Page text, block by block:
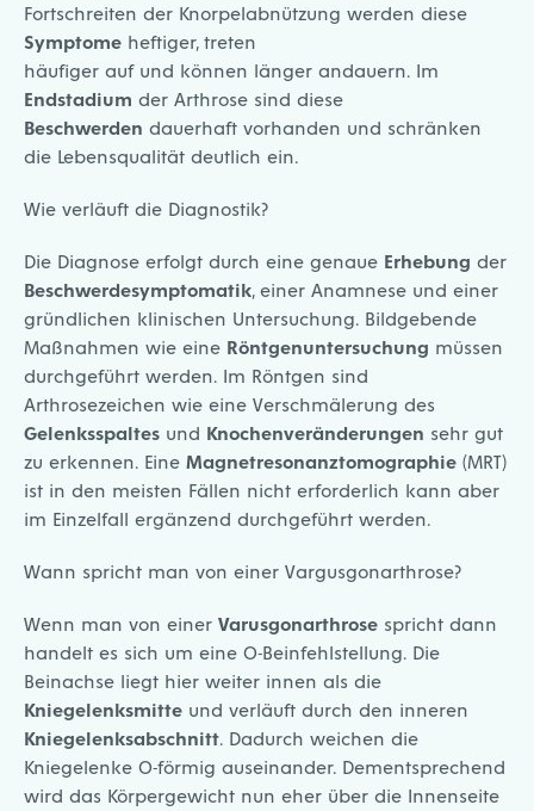
Fortschreiten der Knorpelabnützung werden diese
Symptome heftiger, treten
häufiger auf und können länger andauern. Im
Endstadium der Arthrose sind diese
Beschwerden dauerhaft vorhanden und schränken
die Lebensqualität deutlich ein.
Wie verläuft die Diagnostik?
Die Diagnose erfolgt durch eine genaue Erhebung der
Beschwerdesymptomatik, einer Anamnese und einer
gründlichen klinischen Untersuchung. Bildgebende
Maßnahmen wie eine Röntgenuntersuchung müssen
durchgeführt werden. Im Röntgen sind
Arthrosezeichen wie eine Verschmälerung des
Gelenksspaltes und Knochenveränderungen sehr gut
zu erkennen. Eine Magnetresonanztomographie (MRT)
ist in den meisten Fällen nicht erforderlich kann aber
im Einzelfall ergänzend durchgeführt werden.
Wann spricht man von einer Vargusgonarthrose?
Wenn man von einer Varusgonarthrose spricht dann
handelt es sich um eine O-Beinfehlstellung. Die
Beinachse liegt hier weiter innen als die
Kniegelenksmitte und verläuft durch den inneren
Kniegelenksabschnitt. Dadurch weichen die
Kniegelenke O-förmig auseinander. Dementsprechend
wird das Körpergewicht nun eher über die Innenseite